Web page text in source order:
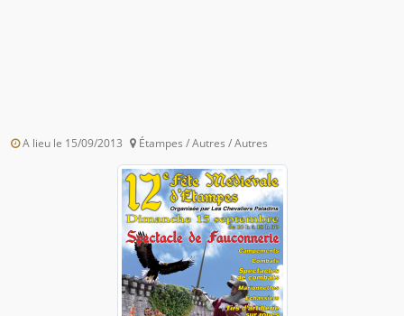
A lieu le 15/09/2013 Étampes / Autres / Autres